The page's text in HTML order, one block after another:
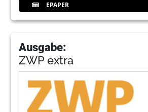
EPAPER
Ausgabe:
ZWP extra